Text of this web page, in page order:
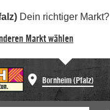
Dein richtiger Markt?
Markt wählen
Bornheim (Pfalz)